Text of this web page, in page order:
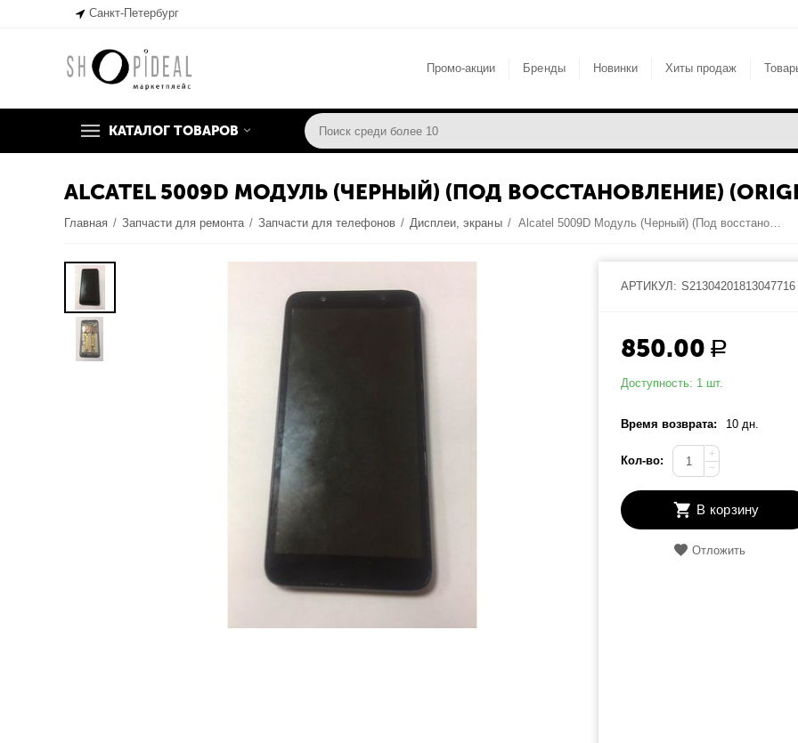
Санкт-Петербург
Промо-акции Бренды Новинки Хиты продаж
КАТАЛОГ ТОВАРОВ
ALCATEL 5009D МОДУЛЬ (ЧЕРНЫЙ) (ПОД ВОССТАНОВЛЕНИЕ)
Главная / Запчасти для ремонта / Запчасти для телефонов / Дисплеи, экраны / Alcatel 5009D Модуль (Черный) (Под восстановление) (original)
АРТИКУЛ: S21304201813047716
850.00 Р
Доступность: 1 шт.
Время возврата: 10 дн.
Кол-во:
+
−
В корзину
Отложить